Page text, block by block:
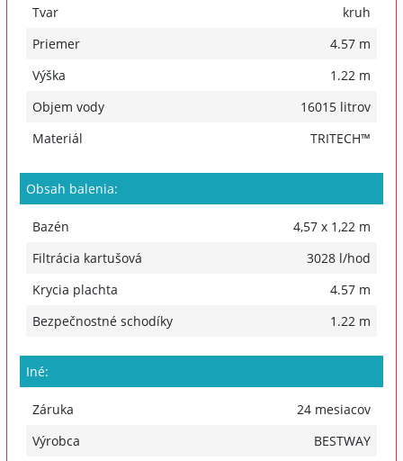
Tvar
kruh
Priemer
4.57 m
Výška
1.22 m
Objem vody
16015 litrov
Materiál
TRITECH™
Obsah balenia:
Bazén
4,57 x 1,22 m
Filtrácia kartušová
3028 l/hod
Krycia plachta
4.57 m
Bezpečnostné schodíky
1.22 m
Iné:
Záruka
24 mesiacov
Výrobca
BESTWAY